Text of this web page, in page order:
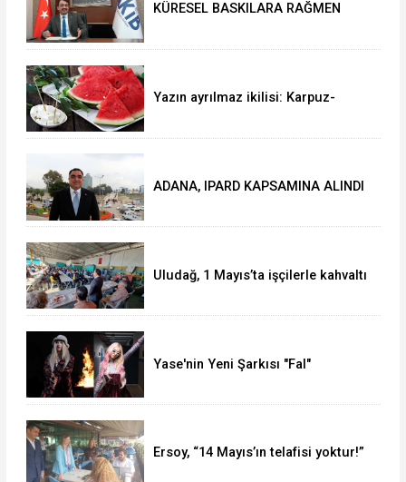
KÜRESEL BASKILARA RAĞMEN
Yazın ayrılmaz ikilisi: Karpuz-
ADANA, IPARD KAPSAMINA ALINDI
Uludağ, 1 Mayıs’ta işçilerle kahvaltı
Yase'nin Yeni Şarkısı "Fal"
Ersoy, “14 Mayıs’ın telafisi yoktur!”